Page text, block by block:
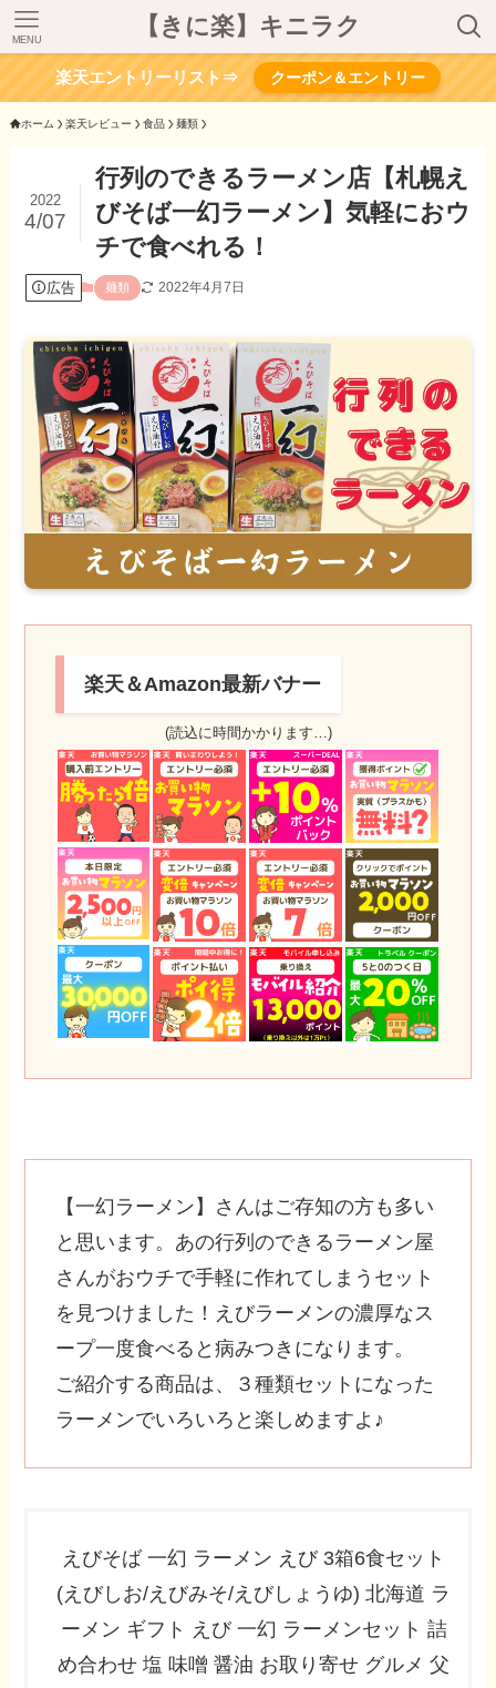
【きに楽】キニラク
MENU
楽天エントリーリスト⇒ クーポン＆エントリー
ホーム 楽天レビュー 食品 麺類
行列のできるラーメン店【札幌え
びそば一幻ラーメン】気軽におウ
チで食べれる！
2022
4/07
広告 麺類 2022年4月7日
楽天＆Amazon最新バナー
(読込に時間かかります…)
【一幻ラーメン】さんはご存知の方も多い
と思います。あの行列のできるラーメン屋
さんがおウチで手軽に作れてしまうセット
を見つけました！えびラーメンの濃厚なス
ープ一度食べると病みつきになります。
ご紹介する商品は、３種類セットになった
ラーメンでいろいろと楽しめますよ♪
えびそば 一幻 ラーメン えび 3箱6食セット
(えびしお/えびみそ/えびしょうゆ) 北海道 ラ
ーメン ギフト えび 一幻 ラーメンセット 詰
め合わせ 塩 味噌 醤油 お取り寄せ グルメ 父